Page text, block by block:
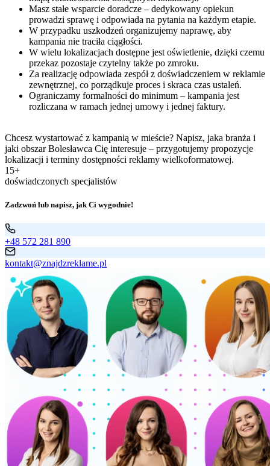
Masz stałe wsparcie doradcze – dedykowany opiekun
prowadzi sprawę i odpowiada na pytania na każdym etapie.
W przypadku uszkodzeń organizujemy naprawę, aby
kampania nie traciła ciągłości.
W wielu lokalizacjach dostępne jest oświetlenie, dzięki czemu
przekaz pozostaje czytelny także po zmroku.
Za realizację odpowiada zespół z doświadczeniem w reklamie
zewnętrznej, co porządkuje proces i skraca czas ustaleń.
Ograniczamy formalności do minimum – kampania jest
rozliczana w ramach jednej umowy i jednej faktury.
Chcesz wystartować z kampanią w mieście? Napisz, jaka branża i
jaki obszar Bolesławca Cię interesuje – przygotujemy propozycje
lokalizacji i terminy dostępności reklamy wielkoformatowej.
15+
doświadczonych specjalistów
Zadzwoń lub napisz, jak Ci wygodnie!
+48 572 281 890
kontakt@znajdzreklame.pl